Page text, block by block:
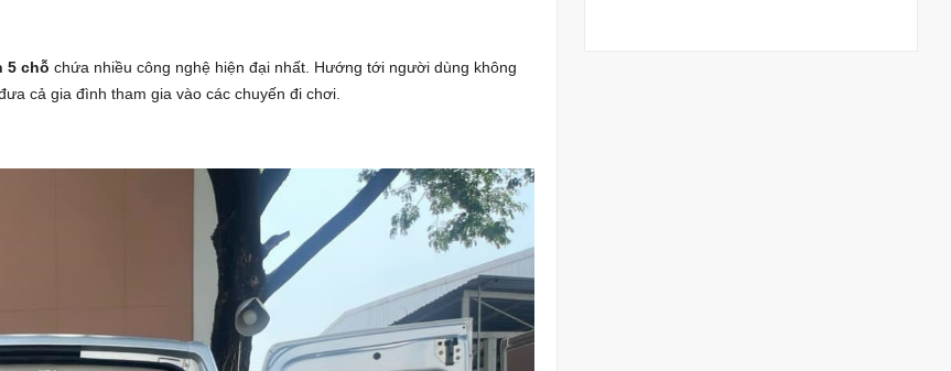
5 chỗ chứa nhiều công nghệ hiện đại nhất. Hướng tới người dùng không
cả gia đình tham gia vào các chuyến đi chơi.